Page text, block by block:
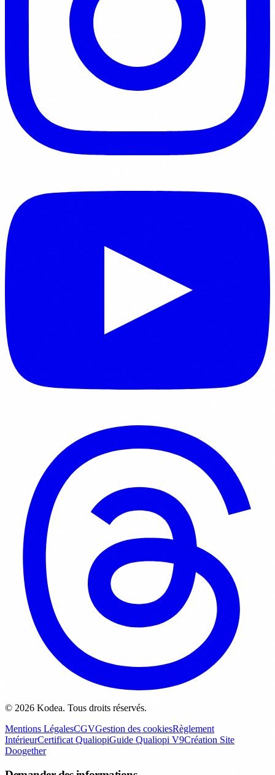
© 2026 Kodea. Tous droits réservés.
Mentions LégalesCGVGestion des cookiesRèglement
IntérieurCertificat QualiopiGuide Qualiopi V9Création Site
Doogether